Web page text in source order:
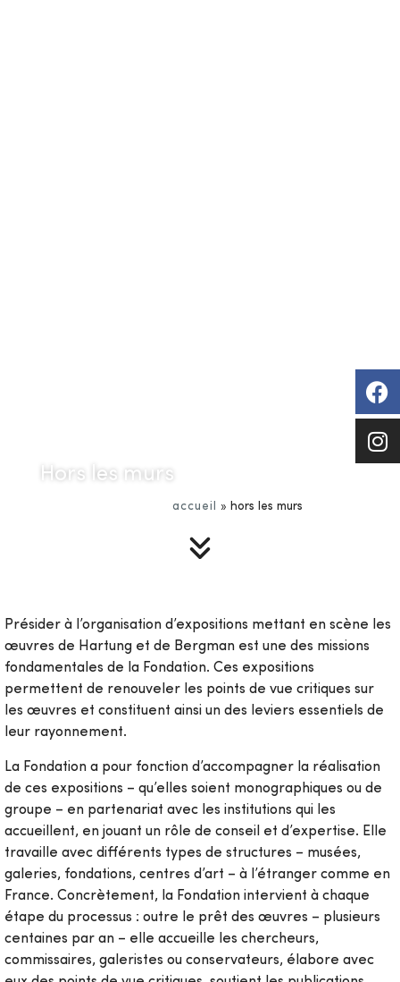
Hors les murs
accueil » hors les murs
Présider à l’organisation d’expositions mettant en scène les
œuvres de Hartung et de Bergman est une des missions
fondamentales de la Fondation. Ces expositions
permettent de renouveler les points de vue critiques sur
les œuvres et constituent ainsi un des leviers essentiels de
leur rayonnement.
La Fondation a pour fonction d’accompagner la réalisation
de ces expositions – qu’elles soient monographiques ou de
groupe – en partenariat avec les institutions qui les
accueillent, en jouant un rôle de conseil et d’expertise. Elle
travaille avec différents types de structures – musées,
galeries, fondations, centres d’art – à l’étranger comme en
France. Concrètement, la Fondation intervient à chaque
étape du processus : outre le prêt des œuvres – plusieurs
centaines par an – elle accueille les chercheurs,
commissaires, galeristes ou conservateurs, élabore avec